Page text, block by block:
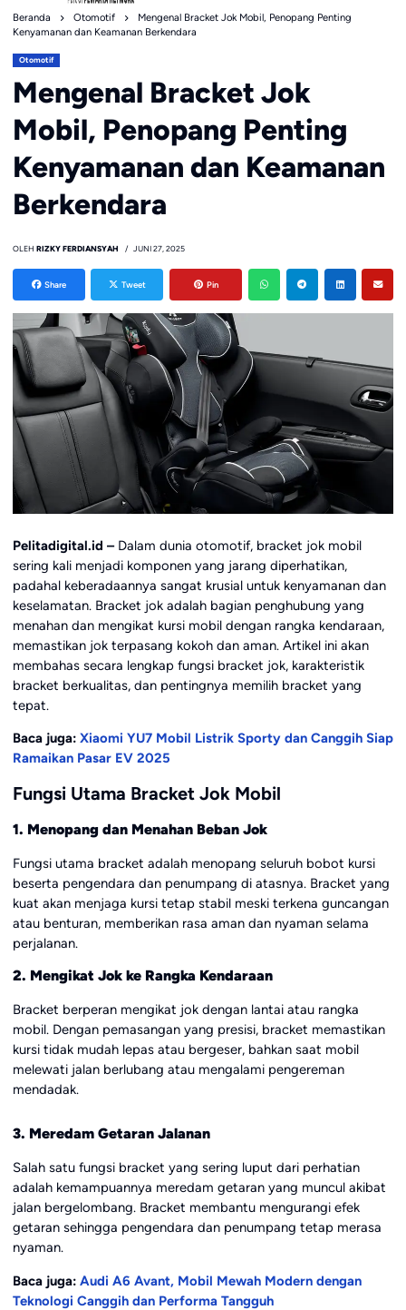
Beranda Otomotif
Mengenal Bracket Jok Mobil, Penopang Penting
Kenyamanan dan Keamanan Berkendara
Otomotif
Mengenal Bracket Jok
Mobil, Penopang Penting
Kenyamanan dan Keamanan
Berkendara
OLEH RIZKY FERDIANSYAH JUNI 27, 2025
Share Tweet Pin
Pelitadigital.id – Dalam dunia otomotif, bracket jok mobil
sering kali menjadi komponen yang jarang diperhatikan,
padahal keberadaannya sangat krusial untuk kenyamanan dan
keselamatan. Bracket jok adalah bagian penghubung yang
menahan dan mengikat kursi mobil dengan rangka kendaraan,
memastikan jok terpasang kokoh dan aman. Artikel ini akan
membahas secara lengkap fungsi bracket jok, karakteristik
bracket berkualitas, dan pentingnya memilih bracket yang
tepat.
Baca juga: Xiaomi YU7 Mobil Listrik Sporty dan Canggih Siap
Ramaikan Pasar EV 2025
Fungsi Utama Bracket Jok Mobil
1. Menopang dan Menahan Beban Jok
Fungsi utama bracket adalah menopang seluruh bobot kursi
beserta pengendara dan penumpang di atasnya. Bracket yang
kuat akan menjaga kursi tetap stabil meski terkena guncangan
atau benturan, memberikan rasa aman dan nyaman selama
perjalanan.
2. Mengikat Jok ke Rangka Kendaraan
Bracket berperan mengikat jok dengan lantai atau rangka
mobil. Dengan pemasangan yang presisi, bracket memastikan
kursi tidak mudah lepas atau bergeser, bahkan saat mobil
melewati jalan berlubang atau mengalami pengereman
mendadak.
3. Meredam Getaran Jalanan
Salah satu fungsi bracket yang sering luput dari perhatian
adalah kemampuannya meredam getaran yang muncul akibat
jalan bergelombang. Bracket membantu mengurangi efek
getaran sehingga pengendara dan penumpang tetap merasa
nyaman.
Baca juga: Audi A6 Avant, Mobil Mewah Modern dengan
Teknologi Canggih dan Performa Tangguh